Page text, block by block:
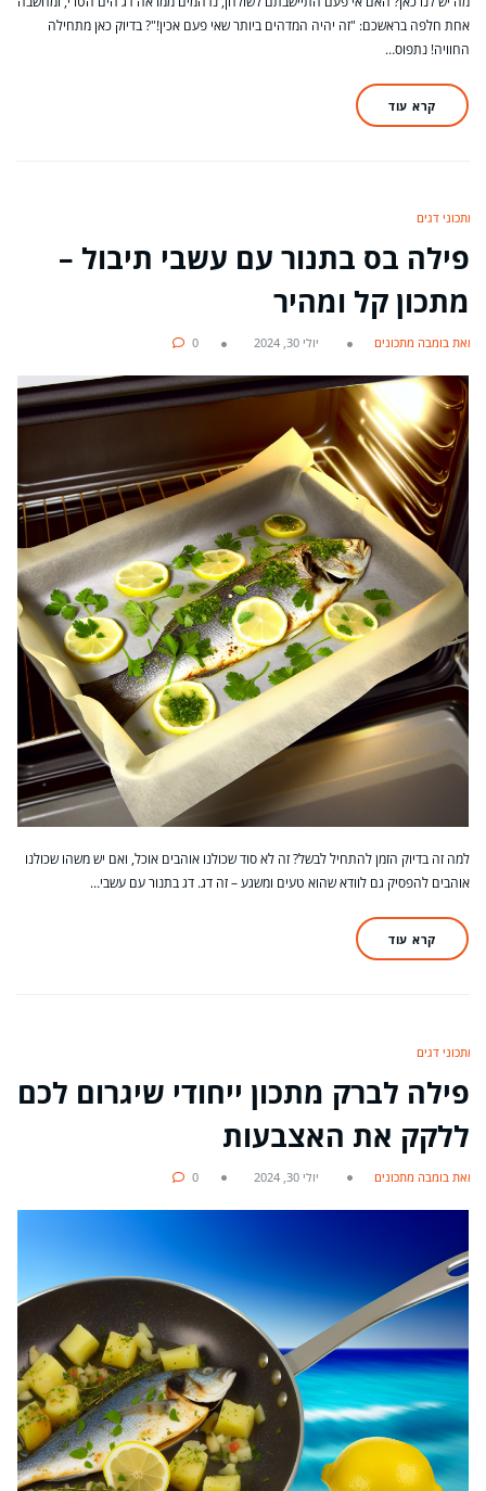
אחת חלפה בראשכם: "זה יהיה המדהים ביותר שאי פעם אכין!"? בדיוק כאן מתחילה
החוויה! נתפוס…
קרא עוד
מתכוני דגים
פילה בס בתנור עם עשבי תיבול –
מתכון קל ומהיר
מאת בומבה מתכונים יולי 30, 2024 0
למה זה בדיוק הזמן להתחיל לבשל? זה לא סוד שכולנו אוהבים אוכל, ואם יש משהו שכולנו
אוהבים להפסיק גם לוודא שהוא טעים ומשגע – זה דג. דג בתנור עם עשבי…
קרא עוד
מתכוני דגים
פילה לברק מתכון ייחודי שיגרום לכם
ללקק את האצבעות
מאת בומבה מתכונים יולי 30, 2024 0